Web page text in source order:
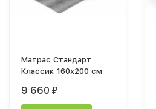
Матрас Стандарт
Классик 160x200 см
9 660 ₽